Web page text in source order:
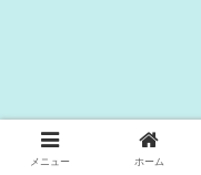
メニュー ホーム